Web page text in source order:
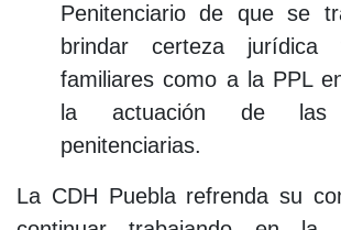
Penitenciario de que se
brindar certeza
familiares como a la PPL
la actuación de las
penitenciarias.
La CDH Puebla refrenda su